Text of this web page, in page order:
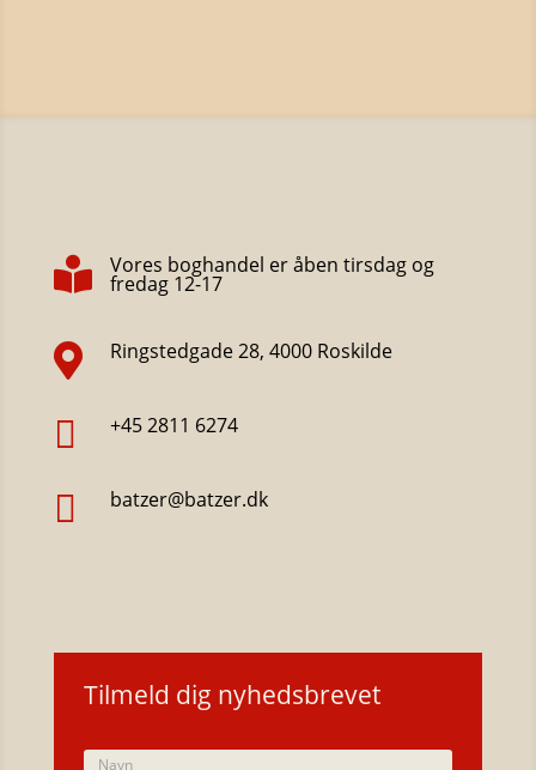
 Vores boghandel er åben tirsdag og
fredag 12-17
 Ringstedgade 28, 4000 Roskilde
 +45 2811 6274
 batzer@batzer.dk
Tilmeld dig nyhedsbrevet